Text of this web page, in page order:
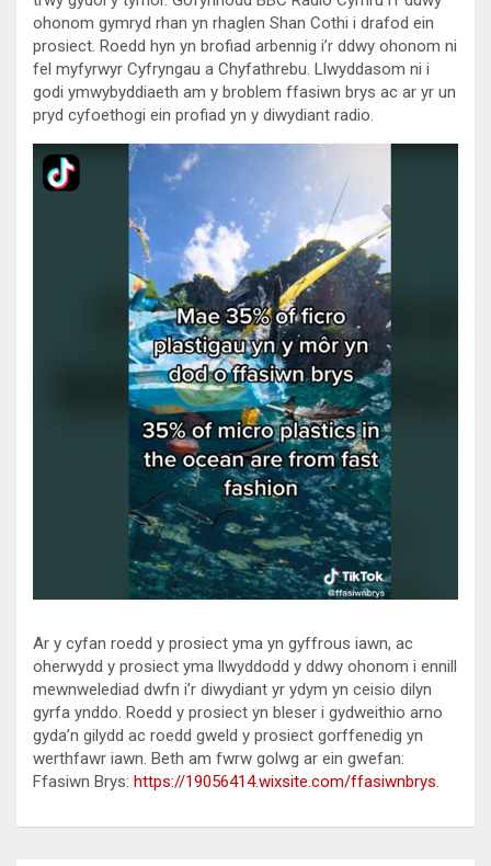
ohonom gymryd rhan yn rhaglen Shan Cothi i drafod ein
prosiect. Roedd hyn yn brofiad arbennig i’r ddwy ohonom ni
fel myfyrwyr Cyfryngau a Chyfathrebu. Llwyddasom ni i
godi ymwybyddiaeth am y broblem ffasiwn brys ac ar yr un
pryd cyfoethogi ein profiad yn y diwydiant radio.
Ar y cyfan roedd y prosiect yma yn gyffrous iawn, ac
oherwydd y prosiect yma llwyddodd y ddwy ohonom i ennill
mewnwelediad dwfn i’r diwydiant yr ydym yn ceisio dilyn
gyrfa ynddo. Roedd y prosiect yn bleser i gydweithio arno
gyda’n gilydd ac roedd gweld y prosiect gorffenedig yn
werthfawr iawn. Beth am fwrw golwg ar ein gwefan:
Ffasiwn Brys: https://19056414.wixsite.com/ffasiwnbrys.